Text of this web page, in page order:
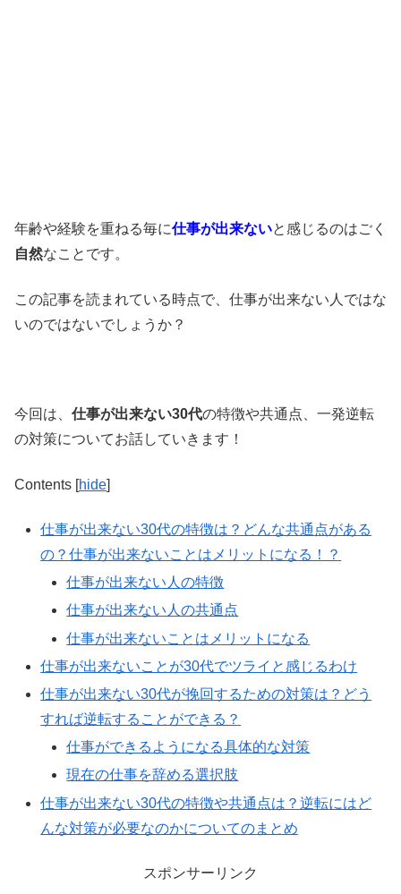
年齢や経験を重ねる毎に仕事が出来ないと感じるのはごく
自然なことです。
この記事を読まれている時点で、仕事が出来ない人ではな
いのではないでしょうか？
今回は、 仕事が出来ない30代の特徴や共通点、一発逆転
の対策についてお話していきます！
Contents [hide]
仕事が出来ない30代の特徴は？どんな共通点がある
の？仕事が出来ないことはメリットになる！？
仕事が出来ない人の特徴
仕事が出来ない人の共通点
仕事が出来ないことはメリットになる
仕事が出来ないことが30代でツライと感じるわけ
仕事が出来ない30代が挽回するための対策は？どう
すれば逆転することができる？
仕事ができるようになる具体的な対策
現在の仕事を辞める選択肢
仕事が出来ない30代の特徴や共通点は？逆転にはど
んな対策が必要なのかについてのまとめ
スポンサーリンク